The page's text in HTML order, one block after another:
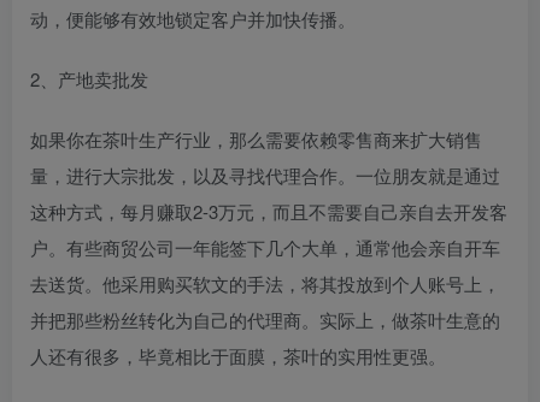
动，便能够有效地锁定客户并加快传播。
2、产地卖批发
如果你在茶叶生产行业，那么需要依赖零售商来扩大销售
量，进行大宗批发，以及寻找代理合作。一位朋友就是通过
这种方式，每月赚取2-3万元，而且不需要自己亲自去开发客
户。有些商贸公司一年能签下几个大单，通常他会亲自开车
去送货。他采用购买软文的手法，将其投放到个人账号上，
并把那些粉丝转化为自己的代理商。实际上，做茶叶生意的
人还有很多，毕竟相比于面膜，茶叶的实用性更强。